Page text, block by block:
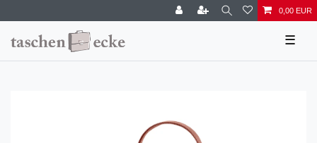
0,00 EUR
☰